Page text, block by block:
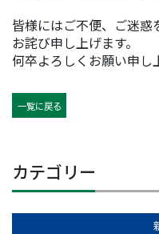
皆様にはご不便、ご迷惑
お詫び申し上げます。
何卒よろしくお願い申し
一覧に戻る
カテゴリー